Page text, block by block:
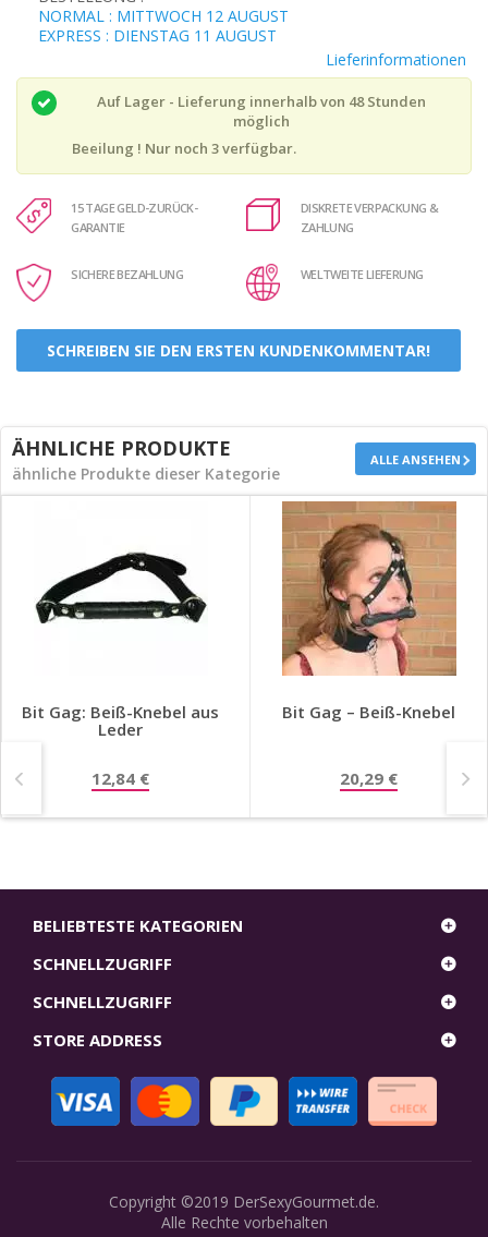
NORMAL : MITTWOCH 12 AUGUST
EXPRESS : DIENSTAG 11 AUGUST
Lieferinformationen
Auf Lager - Lieferung innerhalb von 48 Stunden
möglich
Beeilung ! Nur noch 3verfügbar.
15 TAGE GELD-ZURÜCK-
GARANTIE
DISKRETE VERPACKUNG &
ZAHLUNG
SICHERE BEZAHLUNG WELTWEITE LIEFERUNG
SCHREIBEN SIE DEN ERSTEN KUNDENKOMMENTAR!
ÄHNLICHE PRODUKTE
ähnliche Produkte dieser Kategorie
ALLE ANSEHEN
Bit Gag: Beiß-Knebel aus
Leder
12,84 €
Bit Gag – Beiß-Knebel
20,29 €
BELIEBTESTE KATEGORIEN
SCHNELLZUGRIFF
SCHNELLZUGRIFF
STORE ADDRESS
Copyright ©2019 DerSexyGourmet.de.
Alle Rechte vorbehalten